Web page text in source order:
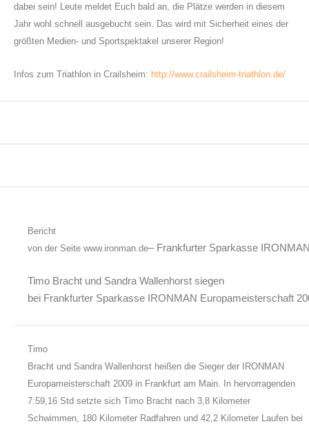
dabei sein! Leute meldet Euch bald an, die Plätze werden in diesem
Jahr wohl schnell ausgebucht sein. Das wird mit Sicherheit eines der
größten Medien- und Sportspektakel unserer Region!
Infos zum Triathlon in Crailsheim: http://www.crailsheim-triathlon.de/
Bericht
von der Seite www.ironman.de– Frankfurter Sparkasse
Timo Bracht und Sandra Wallenhorst siegen
bei Frankfurter Sparkasse IRONMAN Europameisterschaft
Timo
Bracht und Sandra Wallenhorst heißen die Sieger der IRONMAN
Europameisterschaft 2009 in Frankfurt am Main. In hervorragenden
7:59,16 Std setzte sich Timo Bracht nach 3,8 Kilometer
Schwimmen, 180 Kilometer Radfahren und 42,2 Kilometer Laufen bei